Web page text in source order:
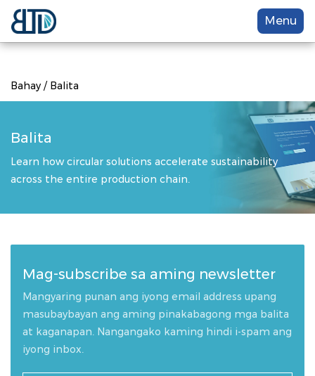
Menu
Bahay / Balita
Balita
Learn how circular solutions accelerate sustainability
across the entire production chain.
Mag-subscribe sa aming newsletter
Mangyaring punan ang iyong email address upang
masubaybayan ang aming pinakabagong mga balita
at kaganapan. Nangangako kaming hindi i-spam ang
iyong inbox.